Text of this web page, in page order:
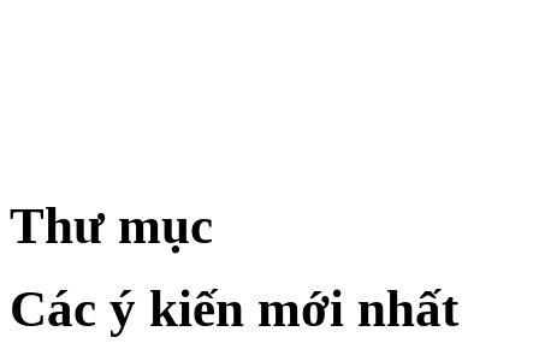
Thư mục
Các ý kiến mới nhất